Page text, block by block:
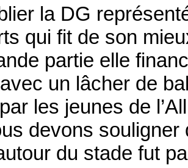
la DG
qui fit de son
partie elle
un lâcher de
les jeunes de
devons souligner
du stade fut